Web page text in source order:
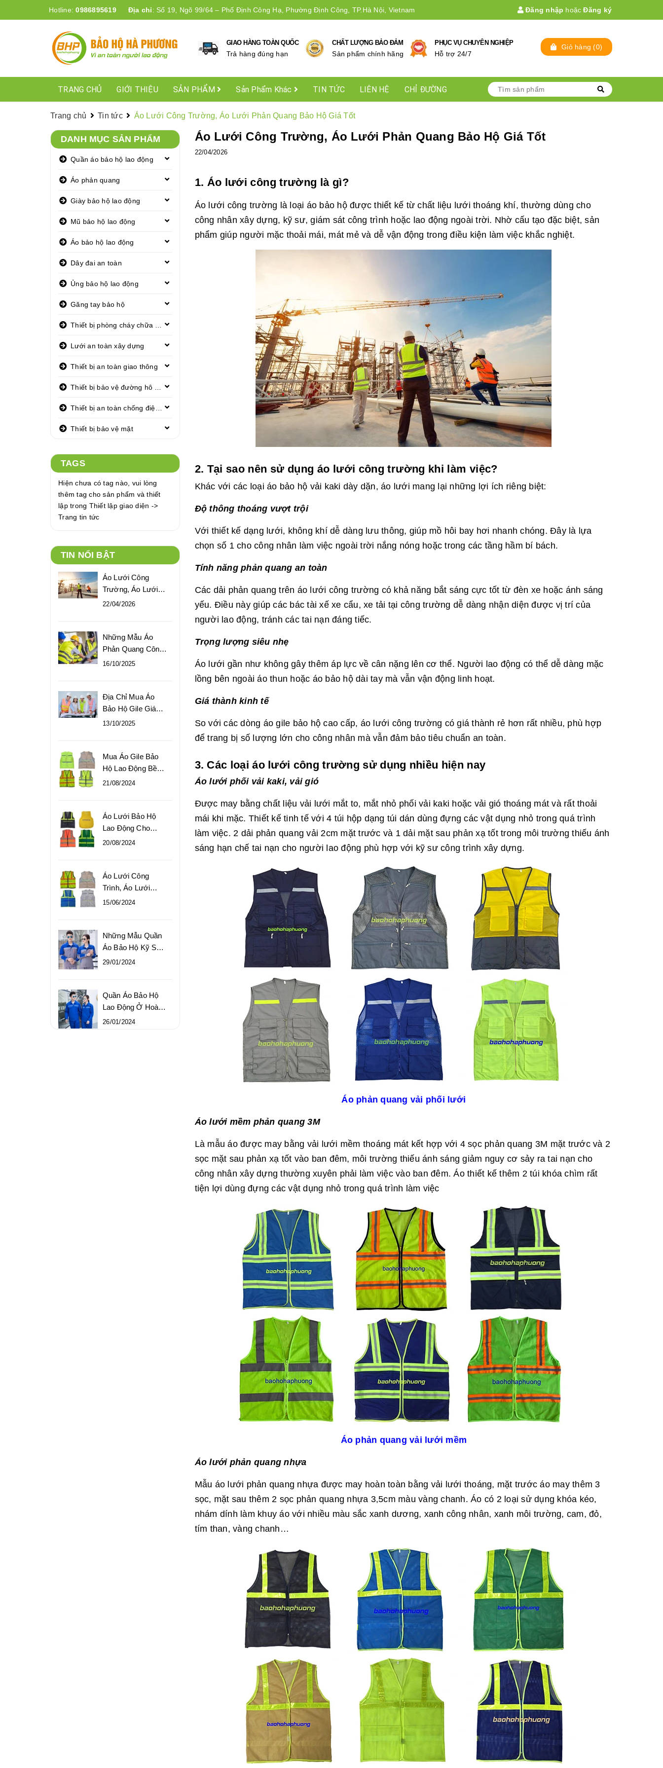
Hotline:0986895619 Địa chỉ: Số 19, Ngõ 99/64 – Phố Định Công Hạ, Phường Định Công, TP.Hà Nội, Vietnam Đăng nhập hoặc Đăng ký
GIAO HÀNG TOÀN QUỐC
Trả hàng đúng hạn
CHẤT LƯỢNG BẢO ĐẢM
Sản phẩm chính hãng
PHỤC VỤ CHUYÊN NGHIỆP
Hỗ trợ 24/7
Giỏ hàng (0)
TRANG CHỦ GIỚI THIỆU SẢN PHẨM Sản Phẩm Khác TIN TỨC LIÊN HỆ CHỈ ĐƯỜNG
Trang chủ Tin tức Áo Lưới Công Trường, Áo Lưới Phản Quang Bảo Hộ Giá Tốt
Áo Lưới Công Trường, Áo Lưới Phản Quang Bảo Hộ Giá Tốt
22/04/2026
1. Áo lưới công trường là gì?
Áo lưới công trường là loại áo bảo hộ được thiết kế từ chất liệu lưới thoáng khí, thường dùng cho
công nhân xây dựng, kỹ sư, giám sát công trình hoặc lao động ngoài trời. Nhờ cấu tạo đặc biệt, sản
phẩm giúp người mặc thoải mái, mát mẻ và dễ vận động trong điều kiện làm việc khắc nghiệt.
2. Tại sao nên sử dụng áo lưới công trường khi làm việc?
Khác với các loại áo bảo hộ vải kaki dày dặn, áo lưới mang lại những lợi ích riêng biệt:
Độ thông thoáng vượt trội
Với thiết kế dạng lưới, không khí dễ dàng lưu thông, giúp mồ hôi bay hơi nhanh chóng. Đây là lựa
chọn số 1 cho công nhân làm việc ngoài trời nắng nóng hoặc trong các tầng hầm bí bách.
Tính năng phản quang an toàn
Các dải phản quang trên áo lưới công trường có khả năng bắt sáng cực tốt từ đèn xe hoặc ánh sáng
yếu. Điều này giúp các bác tài xế xe cẩu, xe tải tại công trường dễ dàng nhận diện được vị trí của
người lao động, tránh các tai nạn đáng tiếc.
Trọng lượng siêu nhẹ
Áo lưới gần như không gây thêm áp lực về cân nặng lên cơ thể. Người lao động có thể dễ dàng mặc
lồng bên ngoài áo thun hoặc áo bảo hộ dài tay mà vẫn vận động linh hoạt.
Giá thành kinh tế
So với các dòng áo gile bảo hộ cao cấp, áo lưới công trường có giá thành rẻ hơn rất nhiều, phù hợp
để trang bị số lượng lớn cho công nhân mà vẫn đảm bảo tiêu chuẩn an toàn.
3. Các loại áo lưới công trường sử dụng nhiều hiện nay
Áo lưới phối vải kaki, vải gió
Được may bằng chất liệu vải lưới mắt to, mắt nhỏ phối vải kaki hoặc vải gió thoáng mát và rất thoải
mái khi mặc. Thiết kế tinh tế với 4 túi hộp dạng túi dán dùng đựng các vật dụng nhỏ trong quá trình
làm việc. 2 dải phản quang vải 2cm mặt trước và 1 dải mặt sau phản xạ tốt trong môi trường thiếu ánh
sáng hạn chế tai nạn cho người lao động phù hợp với kỹ sư công trình xây dựng.
Áo phản quang vải phối lưới
Áo lưới mềm phản quang 3M
Là mẫu áo được may bằng vải lưới mềm thoáng mát kết hợp với 4 sọc phản quang 3M mặt trước và 2
sọc mặt sau phản xạ tốt vào ban đêm, môi trường thiếu ánh sáng giảm nguy cơ sảy ra tai nạn cho
công nhân xây dựng thường xuyên phải làm việc vào ban đêm. Áo thiết kế thêm 2 túi khóa chìm rất
tiện lợi dùng đựng các vật dụng nhỏ trong quá trình làm việc
Áo phản quang vải lưới mềm
Áo lưới phản quang nhựa
Mẫu áo lưới phản quang nhựa được may hoàn toàn bằng vải lưới thoáng, mặt trước áo may thêm 3
sọc, mặt sau thêm 2 sọc phản quang nhựa 3,5cm màu vàng chanh. Áo có 2 loại sử dụng khóa kéo,
nhám dính làm khuy áo với nhiều màu sắc xanh dương, xanh công nhân, xanh môi trường, cam, đỏ,
tím than, vàng chanh…
DANH MỤC SẢN PHẨM
Quần áo bảo hộ lao động
Áo phản quang
Giày bảo hộ lao động
Mũ bảo hộ lao động
Áo bảo hộ lao động
Dây đai an toàn
Ủng bảo hộ lao động
Găng tay bảo hộ
Lưới an toàn xây dựng
Thiết bị an toàn giao thông
Thiết bị bảo vệ mặt
TAGS
Hiện chưa có tag nào, vui lòng
thêm tag cho sản phẩm và thiết
lập trong Thiết lập giao diện ->
Trang tin tức
TIN NỔI BẬT
Áo Lưới Công
Trường, Áo Lưới
Phản Quang Bảo
22/04/2026
Những Mẫu Áo
Phản Quang Công
Nhân Xây Dựng
16/10/2025
Địa Chỉ Mua Áo
Bảo Hộ Gile Giá
Gốc Tại Xưởng
13/10/2025
Mua Áo Gile Bảo
Hộ Lao Động Bền
Đẹp, Giá Gốc
21/08/2024
Áo Lưới Bảo Hộ
Lao Động Cho
Công Nhân Giá Tốt
20/08/2024
Áo Lưới Công
Trình, Áo Lưới
Công Trường Chất
15/06/2024
Những Mẫu Quần
Áo Bảo Hộ Kỹ Sư
Bền Đẹp Chất
29/01/2024
Quần Áo Bảo Hộ
Lao Động Ở Hoàn
Kiếm Chất Lượng,
26/01/2024